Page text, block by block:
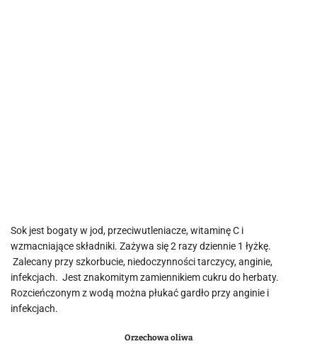
Sok jest bogaty w jod, przeciwutleniacze, witaminę C i
wzmacniające składniki. Zażywa się 2 razy dziennie 1 łyżkę.
Zalecany przy szkorbucie, niedoczynności tarczycy, anginie,
infekcjach. Jest znakomitym zamiennikiem cukru do herbaty.
Rozcieńczonym z wodą można płukać gardło przy anginie i
infekcjach.
Orzechowa oliwa